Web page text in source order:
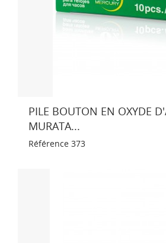
PILE BOUTON EN OXYDE
MURATA...
Référence 373